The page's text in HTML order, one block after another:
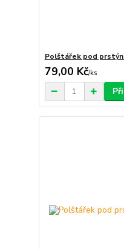
Polštářek pod
79,00 Kč/ks